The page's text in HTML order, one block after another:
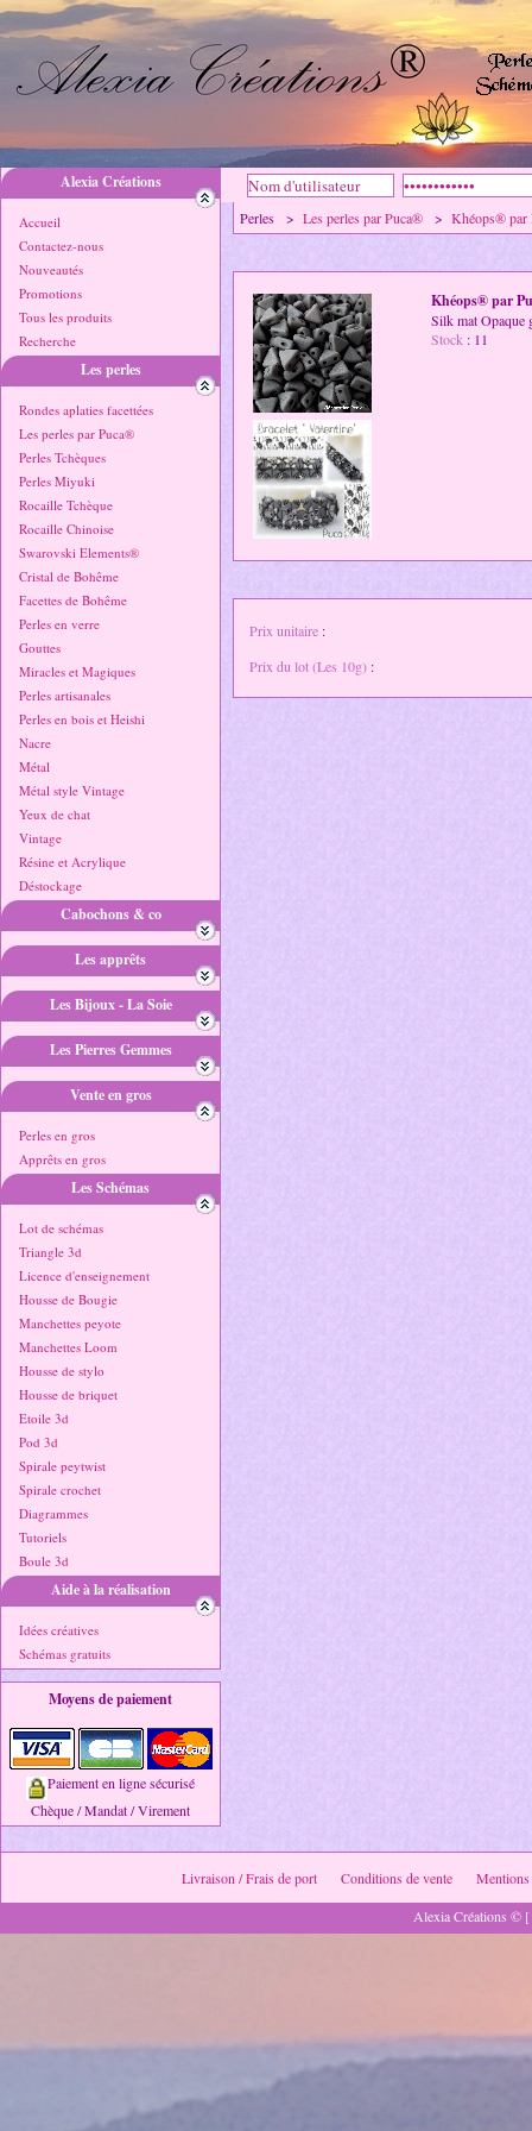
Alexia Créations
Accueil
Contactez-nous
Nouveautés
Promotions
Tous les produits
Recherche
Les perles
Rondes aplaties facettées
Les perles par Puca®
Perles Tchèques
Perles Miyuki
Rocaille Tchèque
Rocaille Chinoise
Swarovski Elements®
Cristal de Bohême
Facettes de Bohême
Perles en verre
Gouttes
Miracles et Magiques
Perles artisanales
Perles en bois et Heishi
Nacre
Métal
Métal style Vintage
Yeux de chat
Vintage
Résine et Acrylique
Déstockage
Cabochons & co
Les apprêts
Les Bijoux - La Soie
Les Pierres Gemmes
Vente en gros
Perles en gros
Apprêts en gros
Les Schémas
Lot de schémas
Triangle 3d
Licence d'enseignement
Housse de Bougie
Manchettes peyote
Manchettes Loom
Housse de stylo
Housse de briquet
Etoile 3d
Pod 3d
Spirale peytwist
Spirale crochet
Diagrammes
Tutoriels
Boule 3d
Aide à la réalisation
Idées créatives
Schémas gratuits
Moyens de paiement
Paiement en ligne sécurisé
Chèque / Mandat / Virement
Perles > Les perles par Puca® > Khéops® par
Khéops® par
Silk mat Opaque
Stock : 11
Prix unitaire :
Prix du lot (Les 10g) :
Livraison / Frais de port Conditions de vente
Mentions
Alexia Créations ©